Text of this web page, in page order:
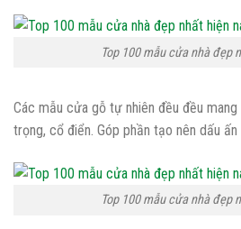
Top 100 mẫu cửa nhà đẹp
Các mẫu cửa gỗ tự nhiên đều đều
trọng, cổ điển. Góp phần tạo nên dấu
Top 100 mẫu cửa nhà đẹp